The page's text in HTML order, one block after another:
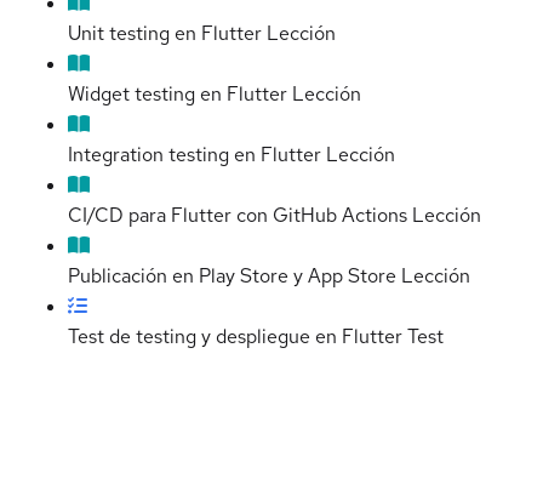
Unit testing en Flutter Lección
Widget testing en Flutter Lección
Integration testing en Flutter Lección
CI/CD para Flutter con GitHub Actions Lección
Publicación en Play Store y App Store Lección
Test de testing y despliegue en FlutterTest